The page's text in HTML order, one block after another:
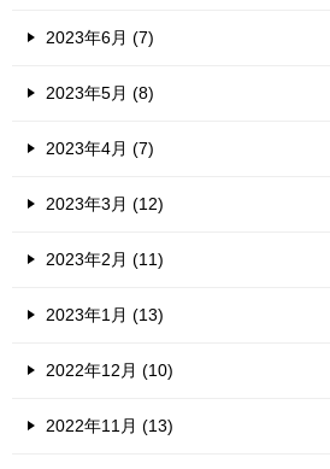
2023年6月 (7)
2023年5月 (8)
2023年4月 (7)
2023年3月 (12)
2023年2月 (11)
2023年1月 (13)
2022年12月 (10)
2022年11月 (13)